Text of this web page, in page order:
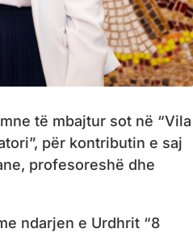
të mbajtur sot në “Vila
për kontributin e saj
profesoreshë dhe
ndarjen e Urdhrit “8